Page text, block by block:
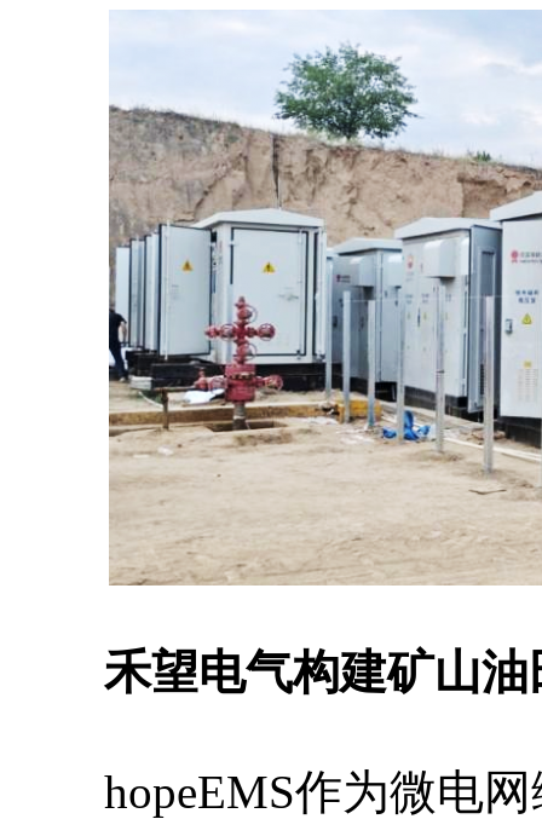
禾望电气构建矿山油
hopeEMS作为微电网